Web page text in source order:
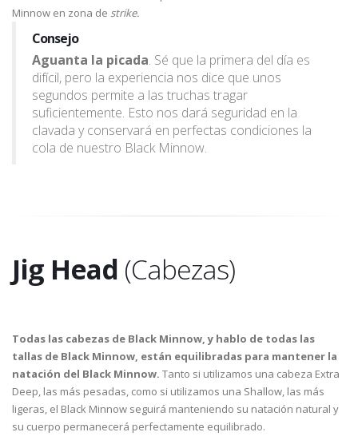
Minnow en zona de strike.
Consejo
Aguanta la picada. Sé que la primera del día es
difícil, pero la experiencia nos dice que unos
segundos permite a las truchas tragar
suficientemente. Esto nos dará seguridad en la
clavada y conservará en perfectas condiciones la
cola de nuestro Black Minnow.
Jig Head (Cabezas)
Todas las cabezas de Black Minnow, y hablo de todas las
tallas de Black Minnow, están equilibradas para mantener la
natación del Black Minnow. Tanto si utilizamos una cabeza Extra
Deep, las más pesadas, como si utilizamos una Shallow, las más
ligeras, el Black Minnow seguirá manteniendo su natación natural y
su cuerpo permanecerá perfectamente equilibrado.